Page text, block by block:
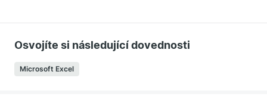
Excel,
základní formátování obsahu buněk,
používat základní, ale i pokročilé funkce,
Osvojíte si následující dovednosti
Microsoft Excel